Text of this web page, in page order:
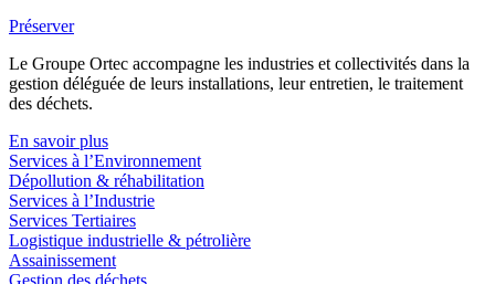
Préserver
Le Groupe Ortec accompagne les industries et collectivités dans la
gestion déléguée de leurs installations, leur entretien, le traitement
des déchets.
En savoir plus
Services à l’Environnement
Dépollution & réhabilitation
Services à l’Industrie
Services Tertiaires
Logistique industrielle & pétrolière
Assainissement